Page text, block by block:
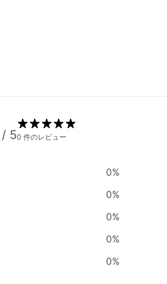
/ 50 件のレビュー
0%
0%
0%
0%
0%